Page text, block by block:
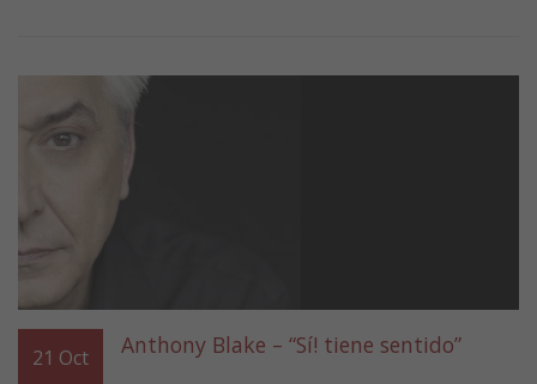
21 Oct Anthony Blake – “Sí! tiene sentido”